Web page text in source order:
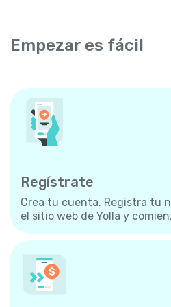
Empezar es fácil
Regístrate
Crea tu cuenta. Registra tu
el sitio web de Yolla y